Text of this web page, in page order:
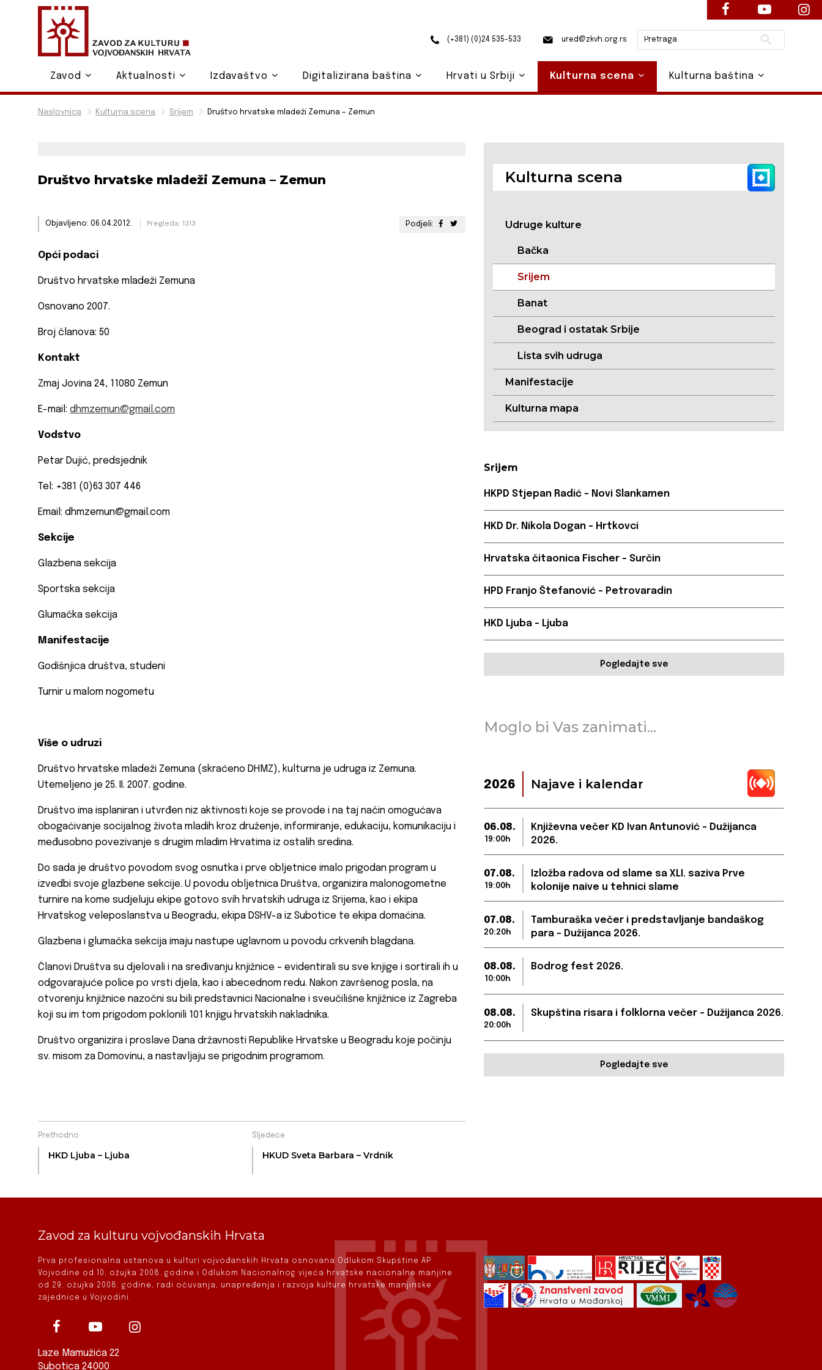
Naslovnica Kulturna scena Srijem Društvo hrvatske mladeži Zemuna – Zemun
Društvo hrvatske mladeži Zemuna – Zemun
Podjeli:
Objavljeno: 06.04.2012. Pregleda: 1313
Opći podaci
Društvo hrvatske mladeži Zemuna
Osnovano 2007.
Broj članova: 50
Kontakt
Zmaj Jovina 24, 11080 Zemun
E-mail: dhmzemun@gmail.com
Vodstvo
Petar Dujić, predsjednik
Tel: +381 (0)63 307 446
Email: dhmzemun@gmail.com
Sekcije
Glazbena sekcija
Sportska sekcija
Glumačka sekcija
Manifestacije
Godišnjica društva, studeni
Turnir u malom nogometu
Više o udruzi
Društvo hrvatske mladeži Zemuna (skraćeno DHMZ), kulturna je udruga iz Zemuna.
Utemeljeno je 25. II. 2007. godine.
Društvo ima isplaniran i utvrđen niz aktivnosti koje se provode i na taj način omogućava
obogaćivanje socijalnog života mladih kroz druženje, informiranje, edukaciju, komunikaciju i
međusobno povezivanje s drugim mladim Hrvatima iz ostalih sredina.
Do sada je društvo povodom svog osnutka i prve obljetnice imalo prigodan program u
izvedbi svoje glazbene sekcije. U povodu obljetnica Društva, organizira malonogometne
turnire na kome sudjeluju ekipe gotovo svih hrvatskih udruga iz Srijema, kao i ekipa
Hrvatskog veleposlanstva u Beogradu, ekipa DSHV-a iz Subotice te ekipa domaćina.
Glazbena i glumačka sekcija imaju nastupe uglavnom u povodu crkvenih blagdana.
Članovi Društva su djelovali i na sređivanju knjižnice – evidentirali su sve knjige i sortirali ih u
odgovarajuće police po vrsti djela, kao i abecednom redu. Nakon završenog posla, na
otvorenju knjižnice nazočni su bili predstavnici Nacionalne i sveučilišne knjižnice iz Zagreba
koji su im tom prigodom poklonili 101 knjigu hrvatskih nakladnika.
Društvo organizira i proslave Dana državnosti Republike Hrvatske u Beogradu koje počinju
sv. misom za Domovinu, a nastavljaju se prigodnim programom.
Prethodno
HKD Ljuba – Ljuba
Sljedeće
HKUD Sveta Barbara – Vrdnik
Kulturna scena
Udruge kulture
Bačka
Srijem
Banat
Beograd i ostatak Srbije
Lista svih udruga
Manifestacije
Kulturna mapa
Srijem
HKPD Stjepan Radić – Novi Slankamen
HKD Dr. Nikola Dogan – Hrtkovci
Hrvatska čitaonica Fischer – Surčin
HPD Franjo Štefanović – Petrovaradin
HKD Ljuba – Ljuba
Pogledajte sve
Moglo bi Vas zanimati...
2026 Najave i kalendar
06.08.
19:00h
Književna večer KD Ivan Antunović – Dužijanca
2026.
07.08.
19:00h
Izložba radova od slame sa XLI. saziva Prve
kolonije naive u tehnici slame
07.08.
20:20h
Tamburaška večer i predstavljanje bandaškog
para – Dužijanca 2026.
08.08.
10:00h
Bodrog fest 2026.
08.08.
20:00h
Skupština risara i folklorna večer – Dužijanca 2026.
Pogledajte sve
Zavod za kulturu vojvođanskih Hrvata
Prva profesionalna ustanova u kulturi vojvođanskih Hrvata osnovana Odlukom Skupštine AP
Vojvodine od 10. ožujka 2008. godine i Odlukom Nacionalnog vijeća hrvatske nacionalne manjine
od 29. ožujka 2008. godine, radi očuvanja, unapređenja i razvoja kulture hrvatske manjinske
zajednice u Vojvodini.
Laze Mamužića 22
Subotica 24000
(+381) (0)24 535-533 ured@zkvh.org.rs Pretraži
Zavod Aktualnosti Izdavaštvo Digitalizirana baština Hrvati u Srbiji Kulturna scena Kulturna baština